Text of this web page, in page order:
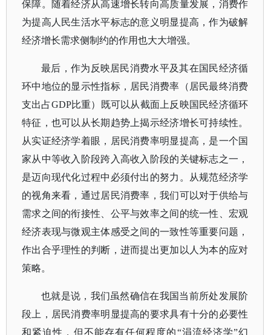
保障。随着经济从高速增长转向高质量发展，消费作
为提高人民生活水平标志的意义明显提高，作为破解
经济增长需求侧制约的作用也大大增强。
最后，作为反映居民消费水平及其在国民经济循
环中地位的显示性指标，居民消费率（居民最终消费
支出占GDP比重）既可以从截面上反映国民经济循环
特征，也可以从长期趋势上揭示经济增长可持续性。
从实证经济学着眼，居民消费率明显提高，是一个国
家从中等收入阶段跨入高收入阶段的关键标志之一，
是迈向现代化过程中必须付出的努力。从规范经济学
的视角来看，通过居民消费率，我们可以对于供给与
需求之间的衔接性、公平与效率之间的统一性、宏观
经济表现与微观主体感受之间的一致性等重要问题，
作出合乎理性的判断，进而提出更加以人为本的应对
策略。
也就是说，我们虽然确信在我国当前所处发展阶
段上，居民消费率明显提高的要求具有十分的必要性
和紧迫性，但不能存有任何程度的“涓流经济学”幻